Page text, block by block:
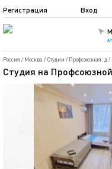
Регистрация Вход
Россия / Москва / Студии / Профсоюзная,
Студия на Профсоюзной